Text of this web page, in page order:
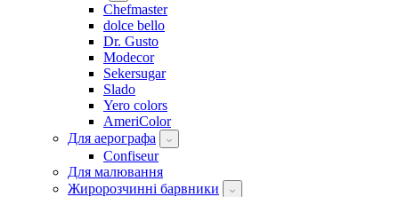
Chefmaster
dolce bello
Dr. Gusto
Modecor
Sekersugar
Slado
Yero colors
AmeriColor
Для аерографа
Confiseur
Для малювання
Жиророзчинні барвники